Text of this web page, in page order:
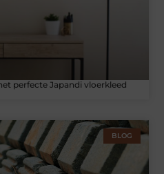
perfecte Japandi vloerkleed
BLOG